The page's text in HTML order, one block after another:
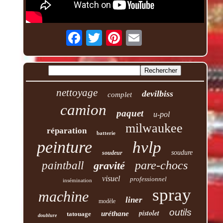
nettoyage complet devilbiss
camion paquet u-pol
réparation batterie milwaukee
peinture soudeur hvlp soudure
paintball gravité pare-chocs
insémination visuel professionnel
machine modèle liner spray
doublure tatouage uréthane pistolet outils